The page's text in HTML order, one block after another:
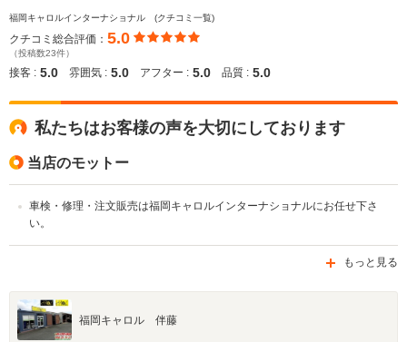
福岡キャロルインターナショナル (クチコミ一覧)
クチコミ総合評価： 5.0
（投稿数23件）
接客 : 5.0 雰囲気 : 5.0 アフター : 5.0 品質 : 5.0
私たちはお客様の声を大切にしております
当店のモットー
車検・修理・注文販売は福岡キャロルインターナショナルにお任せ下さ
い。
もっと見る
福岡キャロル 伴藤